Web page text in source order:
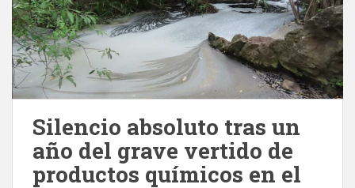
Silencio absoluto tras un
año del grave vertido de
productos químicos en el